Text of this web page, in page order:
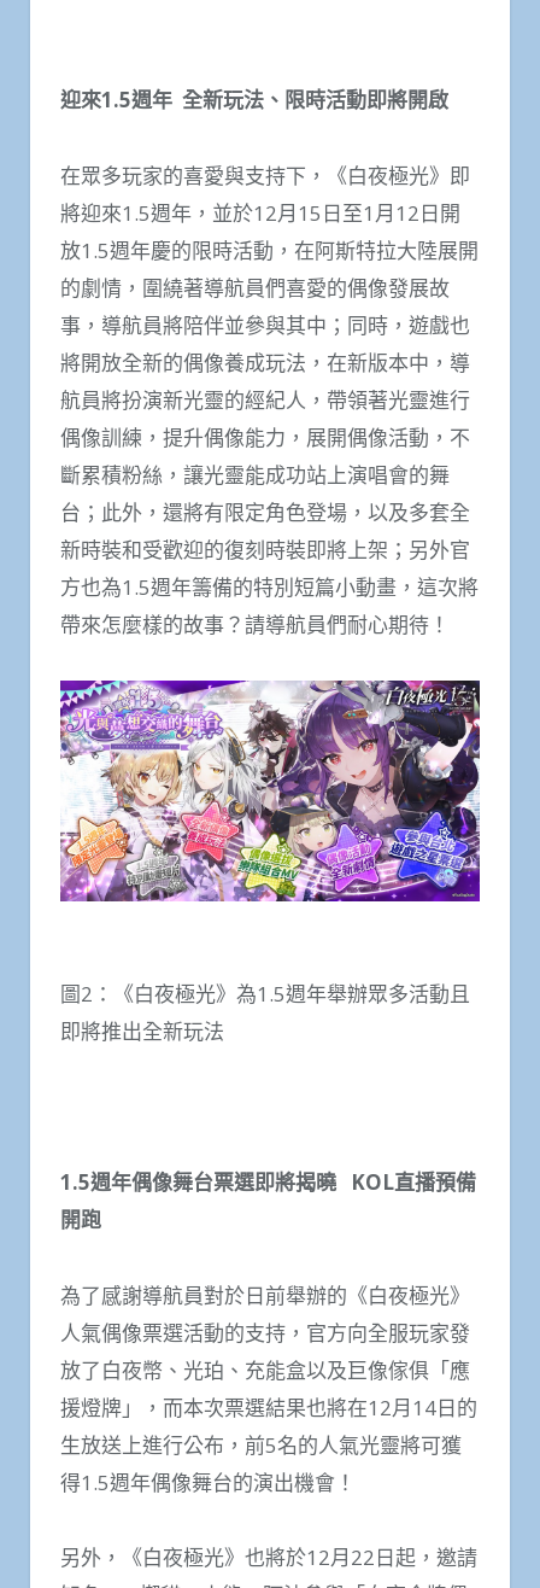
迎來1.5週年 全新玩法、限時活動即將開啟
在眾多玩家的喜愛與支持下，《白夜極光》即
將迎來1.5週年，並於12月15日至1月12日開
放1.5週年慶的限時活動，在阿斯特拉大陸展開
的劇情，圍繞著導航員們喜愛的偶像發展故
事，導航員將陪伴並參與其中；同時，遊戲也
將開放全新的偶像養成玩法，在新版本中，導
航員將扮演新光靈的經紀人，帶領著光靈進行
偶像訓練，提升偶像能力，展開偶像活動，不
斷累積粉絲，讓光靈能成功站上演唱會的舞
台；此外，還將有限定角色登場，以及多套全
新時裝和受歡迎的復刻時裝即將上架；另外官
方也為1.5週年籌備的特別短篇小動畫，這次將
帶來怎麼樣的故事？請導航員們耐心期待！
圖2：《白夜極光》為1.5週年舉辦眾多活動且
即將推出全新玩法
1.5週年偶像舞台票選即將揭曉 KOL直播預備
開跑
為了感謝導航員對於日前舉辦的《白夜極光》
人氣偶像票選活動的支持，官方向全服玩家發
放了白夜幣、光珀、充能盒以及巨像傢俱「應
援燈牌」，而本次票選結果也將在12月14日的
生放送上進行公布，前5名的人氣光靈將可獲
得1.5週年偶像舞台的演出機會！
另外，《白夜極光》也將於12月22日起，邀請